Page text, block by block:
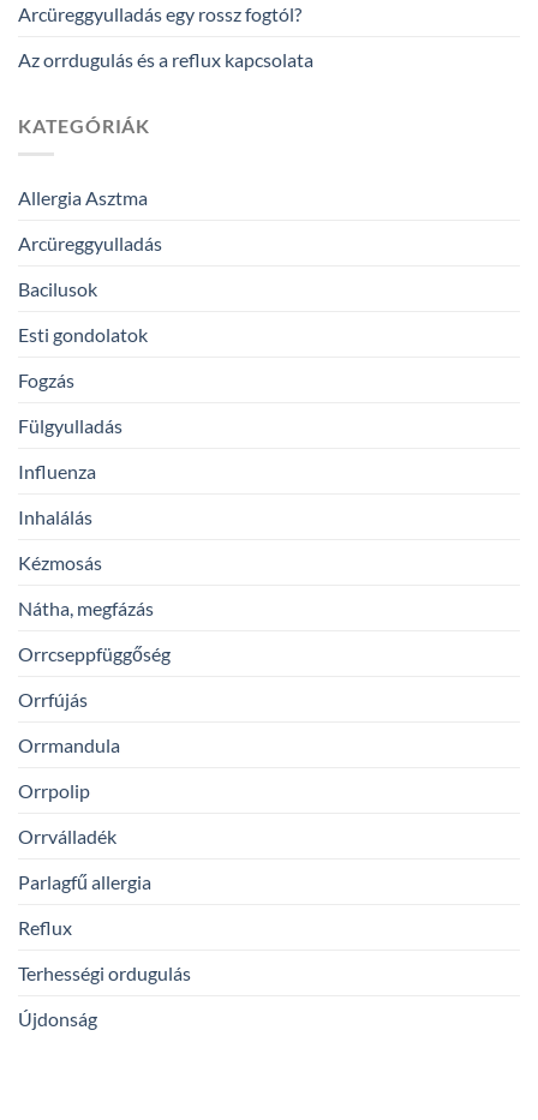
Arcüreggyulladás egy rossz fogtól?
Az orrdugulás és a reflux kapcsolata
KATEGÓRIÁK
Allergia Asztma
Arcüreggyulladás
Bacilusok
Esti gondolatok
Fogzás
Fülgyulladás
Influenza
Inhalálás
Kézmosás
Nátha, megfázás
Orrcseppfüggőség
Orrfújás
Orrmandula
Orrpolip
Orrválladék
Parlagfű allergia
Reflux
Terhességi ordugulás
Újdonság